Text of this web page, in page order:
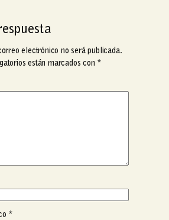
electrónico no será publicada.
están marcados con *
*